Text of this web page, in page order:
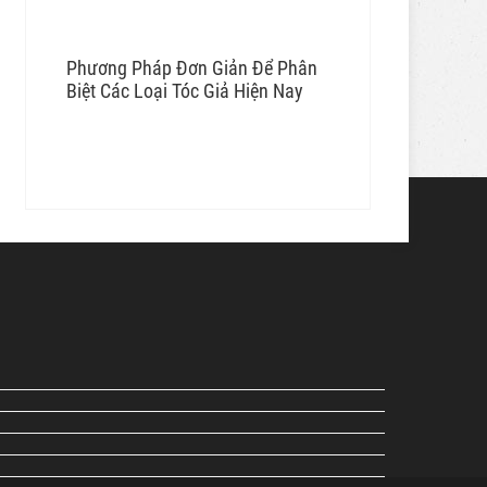
Phương Pháp Đơn Giản Để Phân
Biệt Các Loại Tóc Giả Hiện Nay